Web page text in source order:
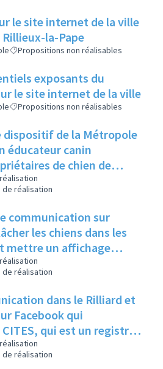
le site internet de la ville
la-Pape
Propositions non réalisables
exposants du
le site internet de la ville
Propositions non réalisables
dispositif de la Métropole
éducateur canin
de chien de
leur expliquer les
via un article dans le
de la ville
réalisation
communication sur
les chiens dans les
mettre un affichage
municipal à l'entrée de
réalisation
dans le Rilliard et
Facebook qui
qui est un registre
ou protégés, et
pour y accéder.
réalisation